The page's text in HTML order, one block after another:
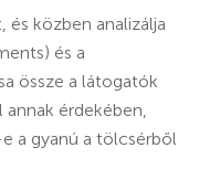
és közben analizálja
és a
össze a látogatók
érdekében,
a gyanú a tölcsérből